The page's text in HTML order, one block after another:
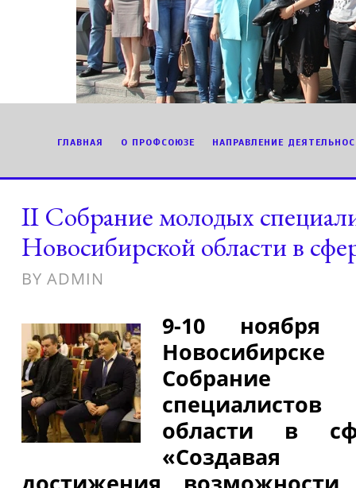
ГЛАВНАЯ О ПРОФСОЮЗЕ НАПРАВЛЕНИЕ
II Собрание молодых
Новосибирской области в
BY ADMIN
9-10 ноября
специалистов
области в